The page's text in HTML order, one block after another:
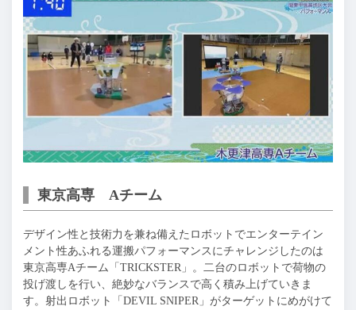
東京高専 Aチーム
デザイン性と技術力を兼ね備えたロボットでエンターテイン
メント性あふれる運搬パフォーマンスにチャレンジしたのは
東京高専Aチーム「TRICKSTER」。二台のロボットで荷物の
投げ渡しを行い、絶妙なバランスで高く積み上げていきま
す。射出ロボット「DEVIL SNIPER」がターゲットにめがけて